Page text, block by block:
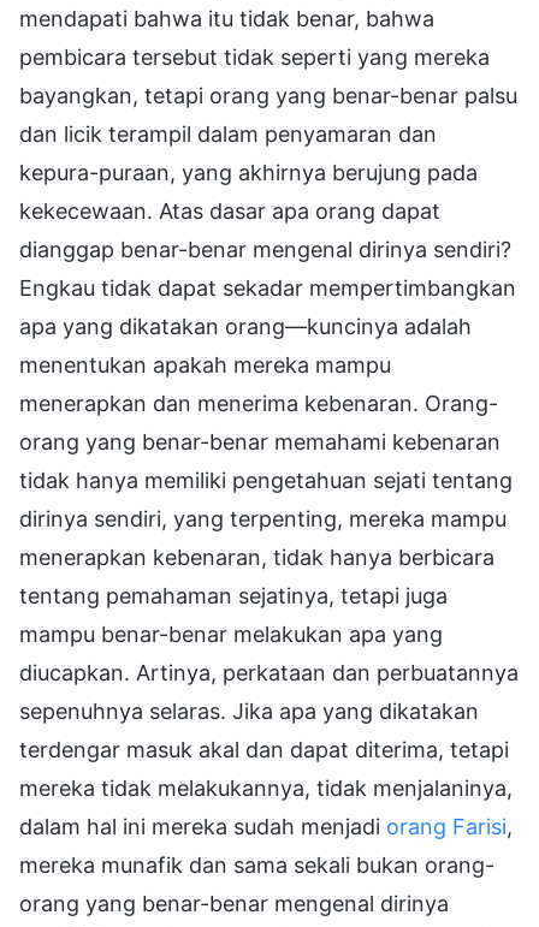
mendapati bahwa itu tidak benar, bahwa
pembicara tersebut tidak seperti yang mereka
bayangkan, tetapi orang yang benar-benar palsu
dan licik terampil dalam penyamaran dan
kepura-puraan, yang akhirnya berujung pada
kekecewaan. Atas dasar apa orang dapat
dianggap benar-benar mengenal dirinya sendiri?
Engkau tidak dapat sekadar mempertimbangkan
apa yang dikatakan orang—kuncinya adalah
menentukan apakah mereka mampu
menerapkan dan menerima kebenaran. Orang-
orang yang benar-benar memahami kebenaran
tidak hanya memiliki pengetahuan sejati tentang
dirinya sendiri, yang terpenting, mereka mampu
menerapkan kebenaran, tidak hanya berbicara
tentang pemahaman sejatinya, tetapi juga
mampu benar-benar melakukan apa yang
diucapkan. Artinya, perkataan dan perbuatannya
sepenuhnya selaras. Jika apa yang dikatakan
terdengar masuk akal dan dapat diterima, tetapi
mereka tidak melakukannya, tidak menjalaninya,
dalam hal ini mereka sudah menjadi orang Farisi,
mereka munafik dan sama sekali bukan orang-
orang yang benar-benar mengenal dirinya